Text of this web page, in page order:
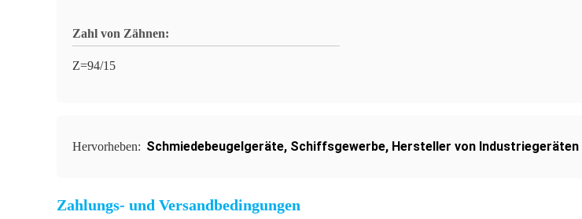
Zahl von Zähnen:
Z=94/15
Hervorheben: Schmiedebeugelgeräte, Schiffsgewerbe, Hersteller von Industriegeräten
Zahlungs- und Versandbedingungen